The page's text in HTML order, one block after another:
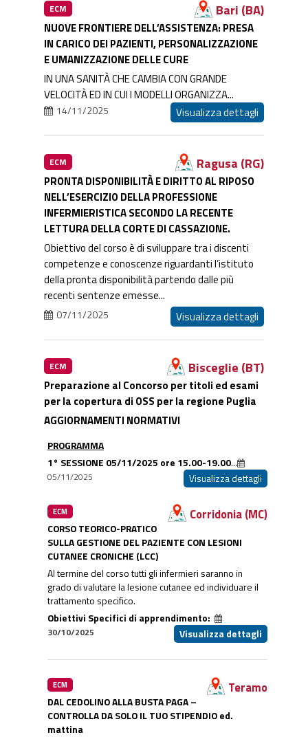
ECM Bari (BA)
NUOVE FRONTIERE DELL’ASSISTENZA: PRESA
IN CARICO DEI PAZIENTI, PERSONALIZZAZIONE
E UMANIZZAZIONE DELLE CURE
IN UNA SANITÀ CHE CAMBIA CON GRANDE
VELOCITÀ ED IN CUI I MODELLI ORGANIZZA...
14/11/2025 Visualizza dettagli
ECM Ragusa (RG)
PRONTA DISPONIBILITÀ E DIRITTO AL RIPOSO
NELL’ESERCIZIO DELLA PROFESSIONE
INFERMIERISTICA SECONDO LA RECENTE
LETTURA DELLA CORTE DI CASSAZIONE.
Obiettivo del corso è di sviluppare tra i discenti
competenze e conoscenze riguardanti l’istituto
della pronta disponibilità partendo dalle più
recenti sentenze emesse...
07/11/2025 Visualizza dettagli
ECM Bisceglie (BT)
Preparazione al Concorso per titoli ed esami
per la copertura di OSS per la regione Puglia
AGGIORNAMENTI NORMATIVI
PROGRAMMA
1° SESSIONE 05/11/2025 ore 15.00-19.00...
05/11/2025 Visualizza dettagli
ECM Corridonia (MC)
CORSO TEORICO-PRATICO
SULLA GESTIONE DEL PAZIENTE CON LESIONI
CUTANEE CRONICHE (LCC)
Al termine del corso tutti gli infermieri saranno in
grado di valutare la lesione cutanee ed individuare il
trattamento specifico.
Obiettivi Specifici di apprendimento:
30/10/2025 Visualizza dettagli
ECM Teramo
DAL CEDOLINO ALLA BUSTA PAGA –
CONTROLLA DA SOLO IL TUO STIPENDIO ed.
mattina